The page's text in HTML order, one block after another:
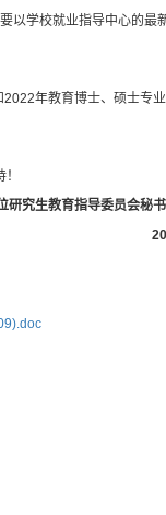
以学校就业指导中心的
年教育博士、硕士专
研究生教育指导委员会秘